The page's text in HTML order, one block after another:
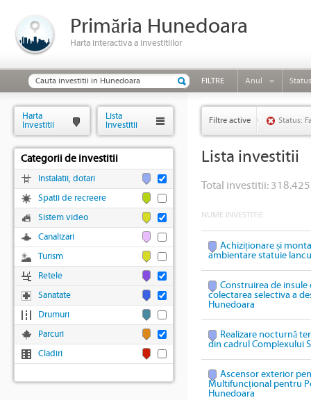
Primăria Hunedoara
Harta interactiva a investitiilor
FILTRE Anul Status
Filtre active Status:
Lista investitii
Total investitii:
NUME INVESTITIE
Achiziționare și
ambientare statuie
Construirea de
colectarea selectiva a
Hunedoara
Realizare nocturnă
din cadrul Complexului
Ascensor exterior
Multifuncțional pentru
Hunedoara
Harta
Investitii
Lista
Investitii
Categorii de investitii
Instalatii, dotari
Spatii de recreere
Sistem video
Canalizari
Turism
Retele
Sanatate
Drumuri
Parcuri
Cladiri